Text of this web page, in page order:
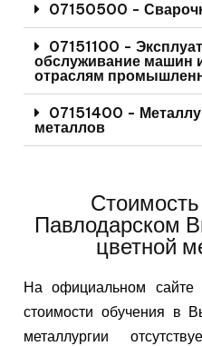
07150500 -
07151100 -
обслуживание машин
отраслям
07151400 -
металлов
Павлодарском
цветной
На официальном
стоимости обучения в
металлургии